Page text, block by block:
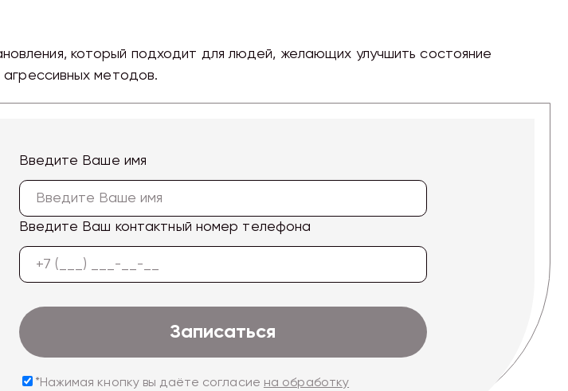
который подходит для людей, желающих улучшить состояние
агрессивных методов.
Введите Ваше имя
Введите Ваш контактный номер телефона
Записаться
*Нажимая кнопку вы даёте согласие на обработку